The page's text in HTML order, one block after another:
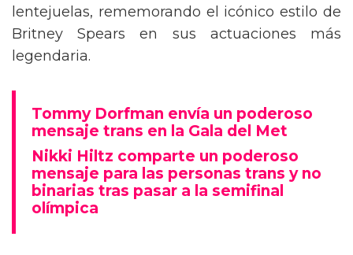
lentejuelas, rememorando el icónico estilo de
Britney Spears en sus actuaciones más
legendaria.
Tommy Dorfman envía un poderoso
mensaje trans en la Gala del Met
Nikki Hiltz comparte un poderoso
mensaje para las personas trans y no
binarias tras pasar a la semifinal
olímpica